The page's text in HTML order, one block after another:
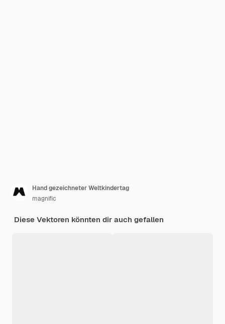
Hand gezeichneter Weltkindertag
magnific
Diese Vektoren könnten dir auch gefallen